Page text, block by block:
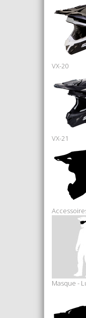
VX-20
VX-21
Masque -